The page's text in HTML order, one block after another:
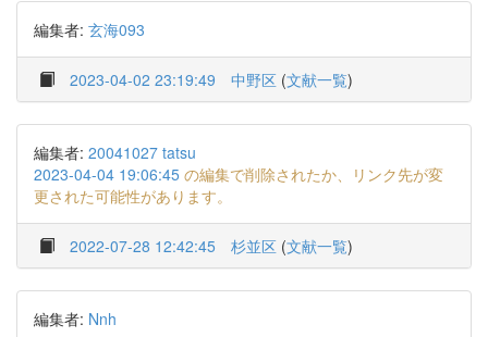
編集者: 玄海093
2023-04-02 23:19:49 中野区 (文献一覧)
編集者: 20041027 tatsu
2023-04-04 19:06:45 の編集で削除されたか、リンク先が変
更された可能性があります。
2022-07-28 12:42:45 杉並区 (文献一覧)
編集者: Nnh